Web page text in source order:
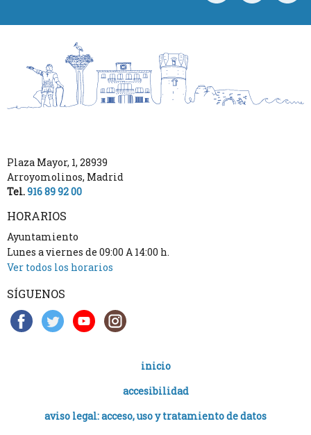
Plaza Mayor, 1, 28939
Arroyomolinos, Madrid
Tel.916 89 92 00
HORARIOS
Ayuntamiento
Lunes a viernes de 09:00 A 14:00 h.
Ver todos los horarios
SÍGUENOS
inicio
accesibilidad
aviso legal: acceso, uso y tratamiento de datos